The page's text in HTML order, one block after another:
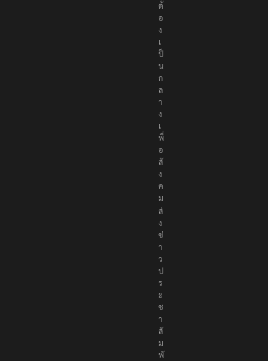
ต้
อ
ง
เ
ป็
น
ก
ล
า
ง
เ
พื่
อ
สั
ง
ค
ม
ส่
ง
ข่
า
ว
ป
ร
ะ
ช
า
สั
ม
พั